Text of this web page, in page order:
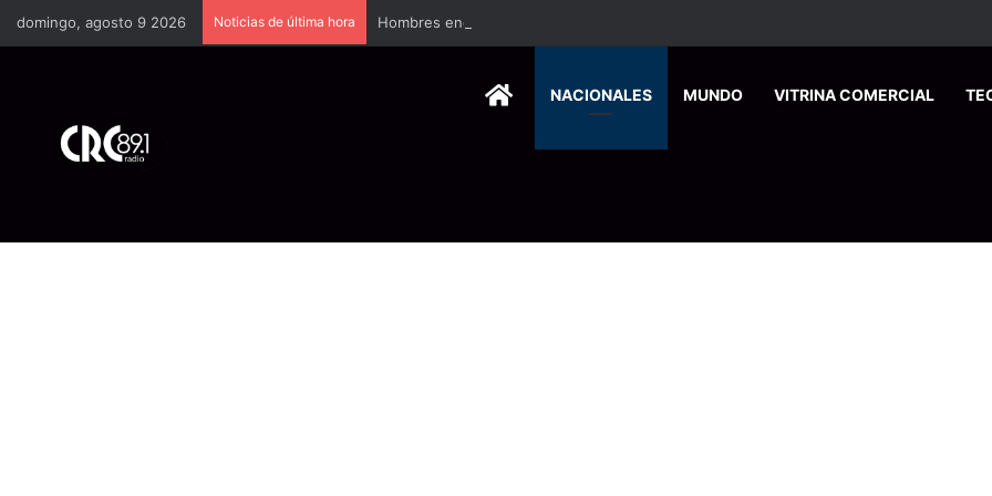
domingo, agosto 9 2026 Noticias de última hora Hombres encapuchados ingresan a hospital de Nicoya y matan a paciente a balazos
HOMENACIONALES MUNDO VITRINA COMERCIAL